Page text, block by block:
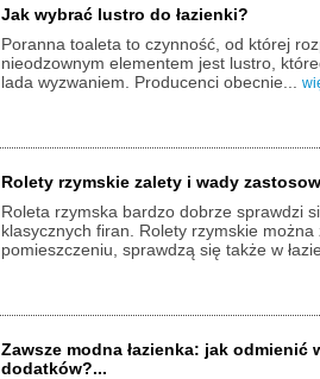
Jak wybrać lustro do łazienki?
Poranna toaleta to czynność, od której
nieodzownym elementem jest lustro,
lada wyzwaniem. Producenci obecnie...
Rolety rzymskie zalety i wady
Roleta rzymska bardzo dobrze sprawdzi
klasycznych firan. Rolety rzymskie
pomieszczeniu, sprawdzą się także w
Zawsze modna łazienka: jak odmienić
dodatków?...